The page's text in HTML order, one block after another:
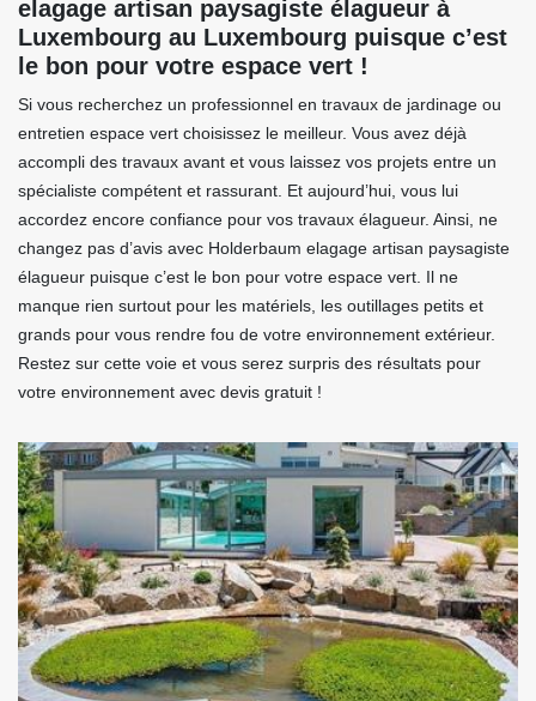
elagage artisan paysagiste élagueur à
Luxembourg au Luxembourg puisque c’est
le bon pour votre espace vert !
Si vous recherchez un professionnel en travaux de jardinage ou
entretien espace vert choisissez le meilleur. Vous avez déjà
accompli des travaux avant et vous laissez vos projets entre un
spécialiste compétent et rassurant. Et aujourd’hui, vous lui
accordez encore confiance pour vos travaux élagueur. Ainsi, ne
changez pas d’avis avec Holderbaum elagage artisan paysagiste
élagueur puisque c’est le bon pour votre espace vert. Il ne
manque rien surtout pour les matériels, les outillages petits et
grands pour vous rendre fou de votre environnement extérieur.
Restez sur cette voie et vous serez surpris des résultats pour
votre environnement avec devis gratuit !